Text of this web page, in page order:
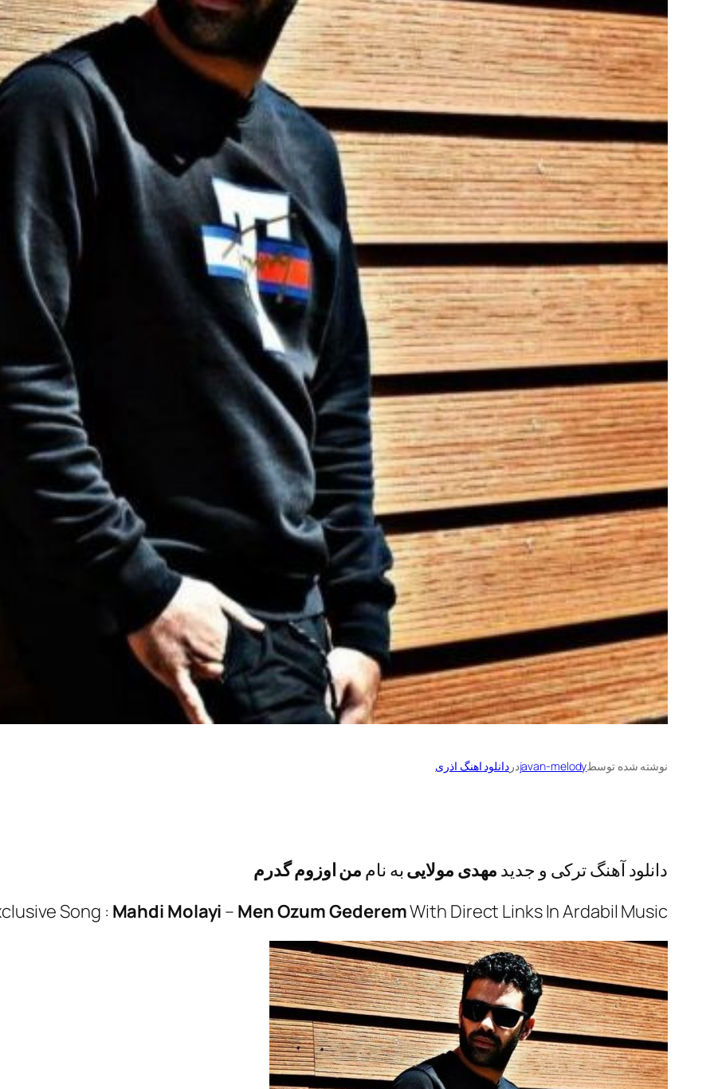
نوشته شده توسطjavan-melodyدردانلود اهنگ اذری
دانلود آهنگ ترکی و جدید مهدی مولاییبه نام من اوزوم گدرم
Song : Mahdi Molayi – Men Ozum GederemWith Direct Links In Ardabil Music